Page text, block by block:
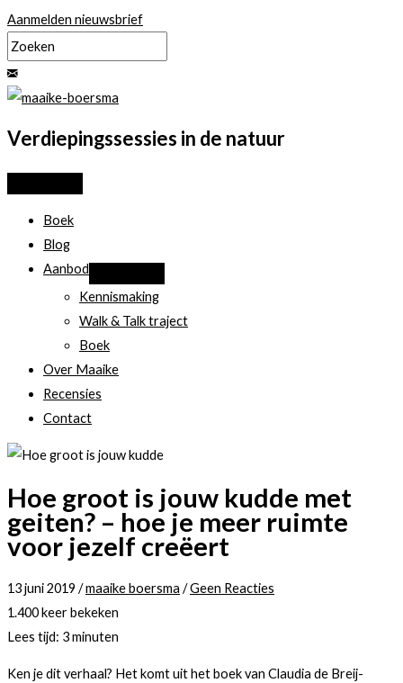
Ga
naar
de
inhoud
Aanmelden nieuwsbrief
Verdiepingssessies in de natuur
Boek
Blog
Aanbod
Kennismaking
Walk & Talk traject
Boek
Over Maaike
Recensies
Contact
Hoe groot is jouw kudde met
geiten? – hoe je meer ruimte
voor jezelf creëert
13 juni 2019 /maaike boersma /Geen Reacties
1.400 keer bekeken
Lees tijd: 3minuten
Ken je dit verhaal? Het komt uit het boek van Claudia de Breij-